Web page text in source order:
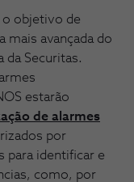
o objetivo de
mais avançada do
da Securitas.
estarão
de alarmes
por
para identificar e
como, por